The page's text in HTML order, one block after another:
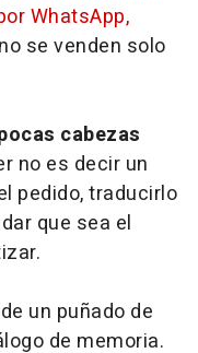
WhatsApp,
se venden solo
cabezas
no es decir un
pedido, traducirlo
que sea el
un puñado de
de memoria.